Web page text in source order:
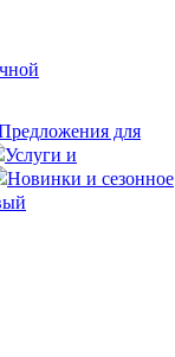
для
Услуги и
Новинки и сезонное